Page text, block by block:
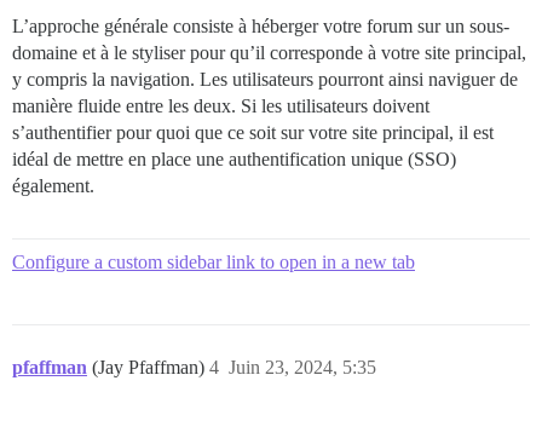
L’approche générale consiste à héberger votre forum sur un sous-
domaine et à le styliser pour qu’il corresponde à votre site principal,
y compris la navigation. Les utilisateurs pourront ainsi naviguer de
manière fluide entre les deux. Si les utilisateurs doivent
s’authentifier pour quoi que ce soit sur votre site principal, il est
idéal de mettre en place une authentification unique (SSO)
également.
Configure a custom sidebar link to open in a new tab
pfaffman (Jay Pfaffman) Juin 23, 2024, 5:35
4